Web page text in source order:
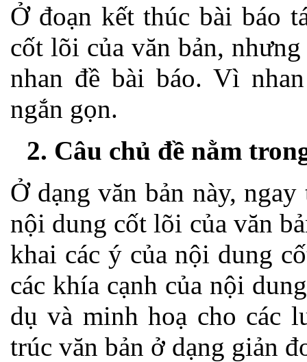
Ở đoạn kết thúc bài báo
cốt lõi của văn bản,
nhan đề bài báo. Vì
ngắn gọn.
2. Câu chủ đề nằm
Ở dạng văn bản này,
nội dung cốt lõi của văn
khai các ý của nội dung
các khía cạnh của nội
dụ và minh hoạ cho các
trúc văn bản ở dạng giản